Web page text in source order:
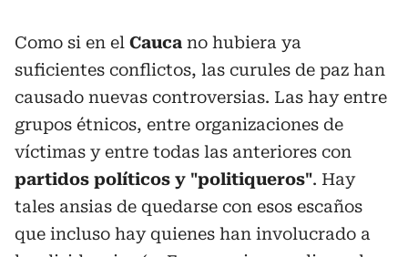
Como si en el Cauca no hubiera ya
suficientes conflictos, las curules de paz han
causado nuevas controversias. Las hay entre
grupos étnicos, entre organizaciones de
víctimas y entre todas las anteriores con
partidos políticos y "politiqueros". Hay
tales ansias de quedarse con esos escaños
que incluso hay quienes han involucrado a